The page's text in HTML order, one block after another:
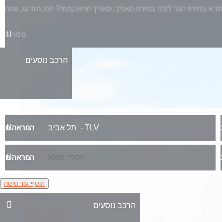
בחירת יעד לפני בחירת תאריך,תאריך יציאה,
ספרות
המראה מ
המראה מ
הוסף עוד טיסה
טיסה לניו יורק
$3846
בין התאריכים,10/8/26
-
18/8/26
טיסת שכר
ARKIA AIRLINES